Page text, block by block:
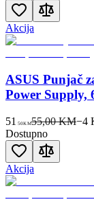
Akcija
ASUS Punjač
Power Supply,
51 50KM55,00 KM−4
Dostupno
Akcija